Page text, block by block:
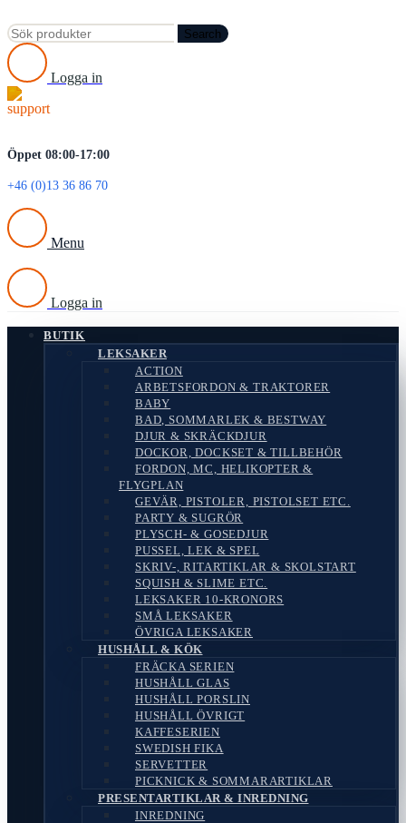
Search
Logga in
Öppet 08:00-17:00
+46 (0)13 36 86 70
Menu
Logga in
BUTIK
LEKSAKER
ACTION
ARBETSFORDON & TRAKTORER
BABY
BAD, SOMMARLEK & BESTWAY
DJUR & SKRÄCKDJUR
DOCKOR, DOCKSET & TILLBEHÖR
FORDON, MC, HELIKOPTER &
FLYGPLAN
GEVÄR, PISTOLER, PISTOLSET ETC.
PARTY & SUGRÖR
PLYSCH- & GOSEDJUR
PUSSEL, LEK & SPEL
SKRIV-, RITARTIKLAR & SKOLSTART
SQUISH & SLIME ETC.
LEKSAKER 10-KRONORS
SMÅ LEKSAKER
ÖVRIGA LEKSAKER
HUSHÅLL & KÖK
FRÄCKA SERIEN
HUSHÅLL GLAS
HUSHÅLL PORSLIN
HUSHÅLL ÖVRIGT
KAFFESERIEN
SWEDISH FIKA
SERVETTER
PICKNICK & SOMMARARTIKLAR
PRESENTARTIKLAR & INREDNING
INREDNING